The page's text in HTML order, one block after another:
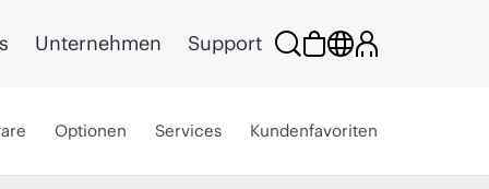
Unternehmen Support
Optionen Services Kundenfavoriten